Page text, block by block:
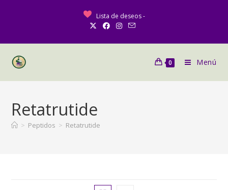
Lista de deseos -
0 Menú
Retatrutide
> Peptidos > Retatrutide